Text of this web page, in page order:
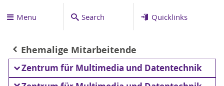
Menu Search Quicklinks
Ehemalige Mitarbeitende
Zentrum für Multimedia und Datentechnik